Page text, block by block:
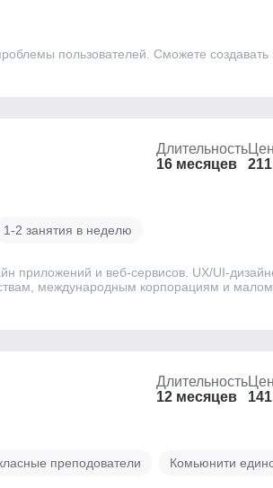
пользователей. Сможете
Длительность
16 месяцев
1-2 занятия в неделю
приложений и веб-сервисов. UX/UI-
международным корпорациям и
Длительность
12 месяцев
преподователи Комьюнити